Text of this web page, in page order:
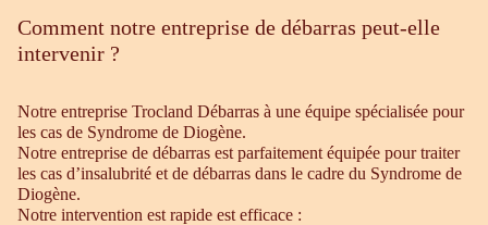
Comment notre entreprise de débarras peut-elle
intervenir ?
Notre entreprise Trocland Débarras à une équipe spécialisée pour
les cas de Syndrome de Diogène.
Notre entreprise de débarras est parfaitement équipée pour traiter
les cas d’insalubrité et de débarras dans le cadre du Syndrome de
Diogène.
Notre intervention est rapide est efficace :